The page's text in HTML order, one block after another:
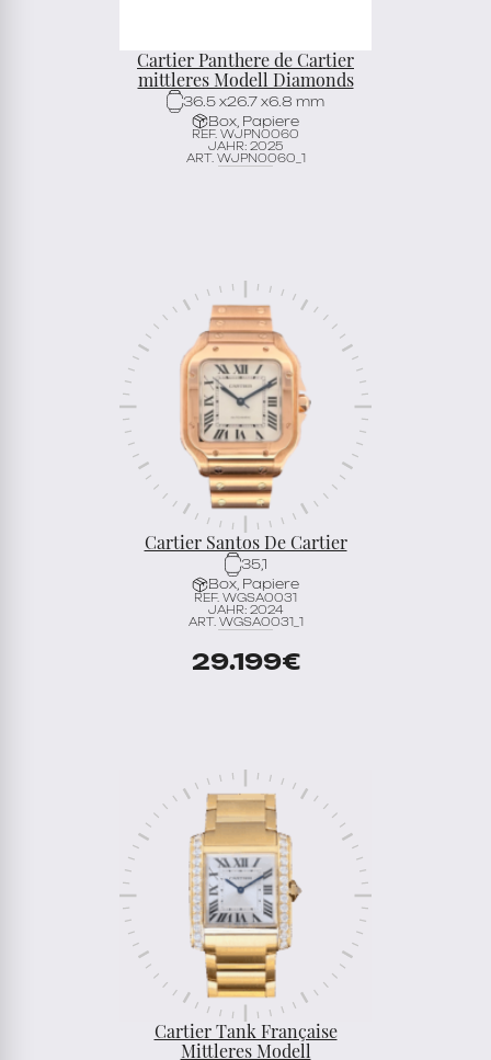
Cartier Panthere de Cartier
mittleres Modell Diamonds
36.5 x26.7 x6.8 mm
Box, Papiere
REF. WJPN0060
JAHR: 2025
ART. WJPN0060_1
Cartier Santos De Cartier
35,1
Box, Papiere
REF. WGSA0031
JAHR: 2024
ART. WGSA0031_1
29.199€
Cartier Tank Française
Mittleres Modell